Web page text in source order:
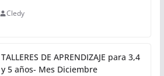
Cledy
TALLERES DE APRENDIZAJE para 3,4
y 5 años- Mes Diciembre